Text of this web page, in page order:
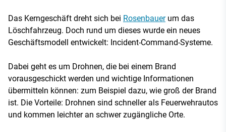
Das Kerngeschäft dreht sich bei Rosenbauerum das
Löschfahrzeug. Doch rund um dieses wurde ein neues
Geschäftsmodell entwickelt: Incident-Command-Systeme.
Dabei geht es um Drohnen, die bei einem Brand
vorausgeschickt werden und wichtige Informationen
übermitteln können: zum Beispiel dazu, wie groß der Brand
ist. Die Vorteile: Drohnen sind schneller als Feuerwehrautos
und kommen leichter an schwer zugängliche Orte.